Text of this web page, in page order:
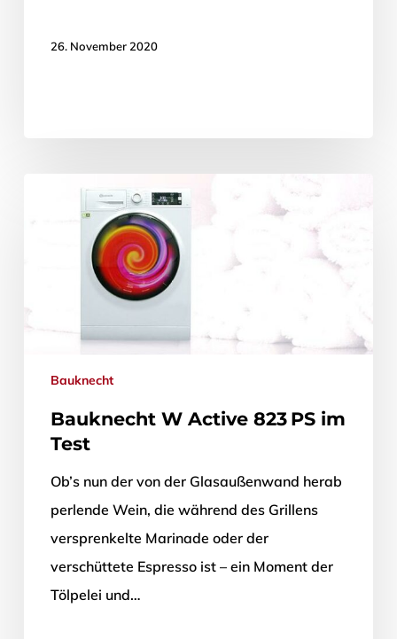
26. November 2020
Bauknecht
Bauknecht W Active 823 PS im
Test
Ob’s nun der von der Glasaußenwand herab
perlende Wein, die während des Grillens
versprenkelte Marinade oder der
verschüttete Espresso ist – ein Moment der
Tölpelei und…